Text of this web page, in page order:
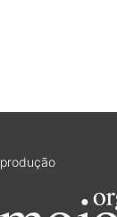
produção